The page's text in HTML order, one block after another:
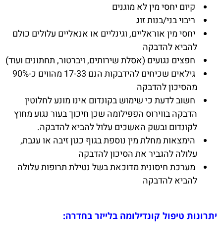
קיום יחסי מין לא מוגנים
ריבוי בני/בנות זוג
יחסי מין אוראליים, וגינליים או אנאליים עלולים כולם
להביא להדבקה
חפצים נגועים (אסלת שירותים, ויברטור, תחתונים ועוד)
גילאים שכיחים להידבקות הנם 17-33 מהווים כ-90%
מהסיכון להדבקה
חשוב לדעת כי שימוש בקונדום אינו מונע לחלוטין
הדבקה בווירוס הפפילומה שכן חיכוך בעור נגוע מחוץ
לקונדום ובשק האשכים עלול להביא להדבקה.
הימצאות מחלת מין נוספת בגוף כגון זיבה או עגבת,
עלולה להגביר את הסיכון להדבקה
מערכת חיסונית מדוכאת בשל נטילת תרופות עלולה
להביא להדבקה
יתרונות טיפול קונדילומה בלייזר בחדרה: